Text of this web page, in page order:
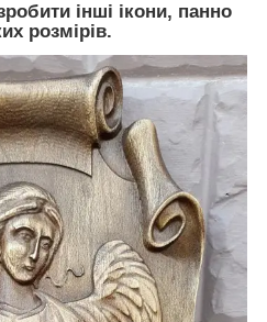
інші ікони, панно
розмірів.